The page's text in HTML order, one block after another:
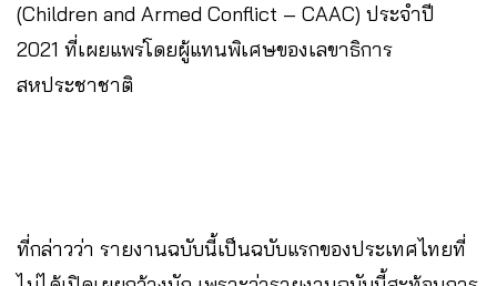
(Children and Armed Conflict – CAAC) ประจำปี
2021 ที่เผยแพร่โดยผู้แทนพิเศษของเลขาธิการ
สหประชาชาติ
ที่กล่าวว่า รายงานฉบับนี้เป็นฉบับแรกของประเทศไทยที่